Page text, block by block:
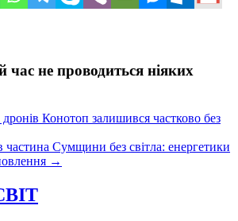
час не проводиться ніяких
дронів Конотоп залишився частково без
частина Сумщини без світла: енергетики
→